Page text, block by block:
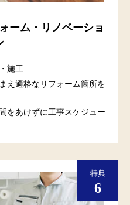
ーム・リノベーショ
施工
え適格なリフォーム箇所を
をあけずに工事スケジュー